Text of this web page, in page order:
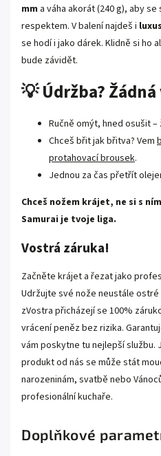
mm a váha akorát (240 g), aby
respektem. V balení najdeš i
se hodí i jako dárek. Klidně si ho
bude závidět.
💡 Údržba?
Ručně omýt, hned osušit –
Chceš břit jak břitva? Vem
protahovací brousek.
Jednou za čas přetřít
Chceš nožem krájet, ne si s
Samurai je tvoje liga.
Vostrá záruka!
Začněte krájet a řezat jako
Udržujte své nože neustále
zVostra přicházejí se 100%
vrácení peněz bez rizika.
vám poskytne tu nejlepší službu.
produkt od nás se může stát
narozeninám, svatbě nebo
profesionální kuchaře.
Doplňkové